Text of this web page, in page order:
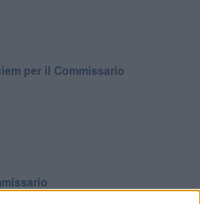
per il Commissario